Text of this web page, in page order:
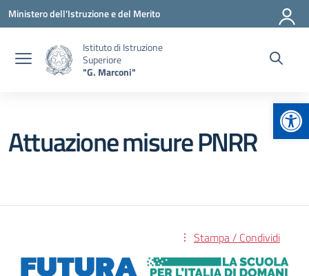
Vai ai contenuti
Vai al menu di navigazione
Vai al footer
Ministero dell'Istruzione e del Merito
Istituto di Istruzione
Superiore
"G. Marconi"
Attuazione misure PNRR
Stampa / Condividi